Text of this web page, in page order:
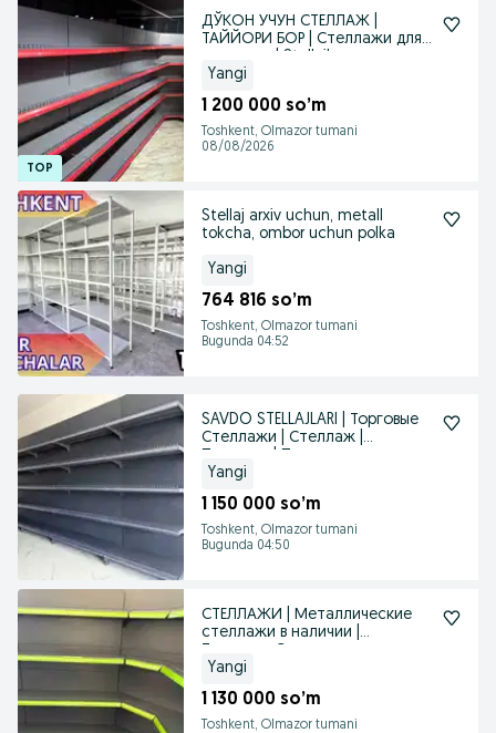
ДЎКОН УЧУН СТЕЛЛАЖ |
ТАЙЙОРИ БОР | Стеллажи для
Yangi
1 200 000 so’m
Toshkent, Olmazor tumani
08/08/2026
Stellaj arxiv uchun, metall
tokcha, ombor uchun polka
Yangi
764 816 so’m
Toshkent, Olmazor tumani
Bugunda 04:52
SAVDO STELLAJLARI | Торговые
Стеллажи | Стеллаж |
Yangi
1 150 000 so’m
Toshkent, Olmazor tumani
Bugunda 04:50
СТЕЛЛАЖИ | Металлические
стеллажи в наличии |
Yangi
1 130 000 so’m
Toshkent, Olmazor tumani